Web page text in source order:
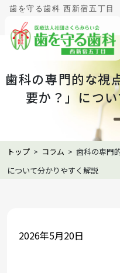
歯を守る歯科 西新宿五丁目
歯科の専門的な視
要か？」につ
トップ > コラム > 歯科の専門
について分かりやすく解説
2026年5月20日